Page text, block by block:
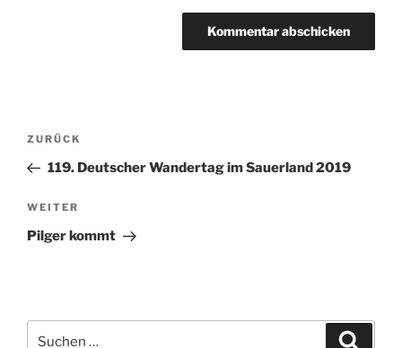
Beitragsnavigation
Vorheriger
Beitrag
ZURÜCK
119. Deutscher Wandertag im Sauerland 2019
Nächster
Beitrag
WEITER
Pilger kommt